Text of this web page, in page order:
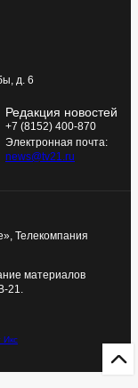
д. 6
Редакция новостей
+7 (8152) 400-870
Электронная почта:
news@tv21.ru
Телекомпания
материалов
21.
Икс